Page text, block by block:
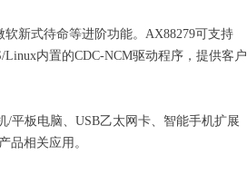
软新式待命等进阶功能。AX88279可支持
Linux内置的CDC-NCM驱动程序，提供客户
/平板电脑、USB乙太网卡、智能手机扩展
品相关应用。